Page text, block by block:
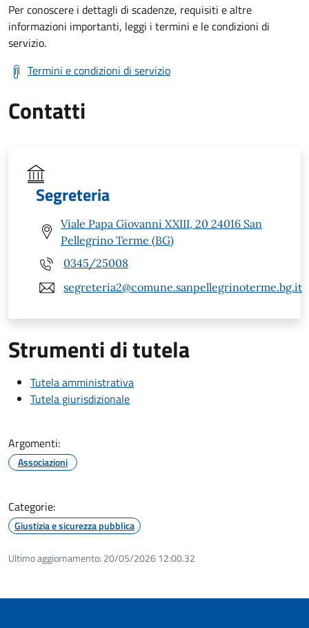
Per conoscere i dettagli di scadenze, requisiti e altre
informazioni importanti, leggi i termini e le condizioni di
servizio.
Termini e condizioni di servizio
Contatti
Segreteria
Viale Papa Giovanni XXIII, 20 24016 San
Pellegrino Terme (BG)
0345/25008
segreteria2@comune.sanpellegrinoterme.bg.it
Strumenti di tutela
Tutela amministrativa
Tutela giurisdizionale
Argomenti:
Associazioni
Categorie:
Giustizia e sicurezza pubblica
Ultimo aggiornamento: 20/05/2026 12:00.32